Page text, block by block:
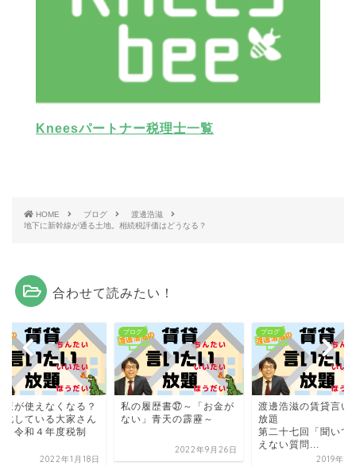
Kneesパートナー税理士一覧
HOME ブログ
渡邊浩滋
地下に新幹線が通る土地。相続税評価はどうなる？
合わせて読みたい！
策が使えなくなる？
化している大家さん
｜令和４年度税制
2022年1月18日
ブログ
私の履歴書㊲～「お金が
ない」青天の霹靂～
2022年9月26日
ブログ
渡邊浩滋の賃貸言い
放題
第二十七回「聞いて
えない質問...
2019年6